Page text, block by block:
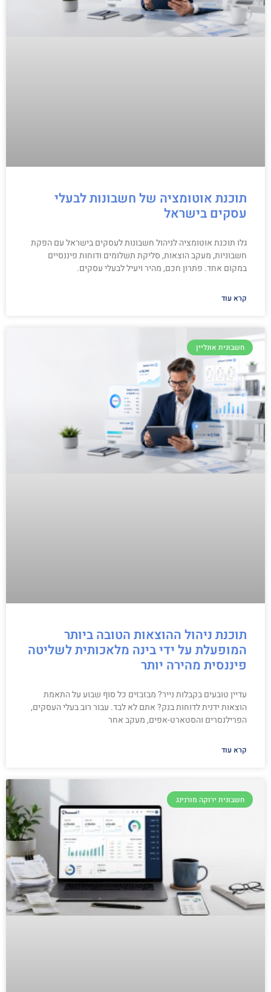
תוכנת אוטומציה של חשבונות לבעלי
עסקים בישראל
גלו תוכנת אוטומציה לניהול חשבונות לעסקים בישראל עם הפקת
חשבוניות, מעקב הוצאות, סליקת תשלומים ודוחות פיננסיים
במקום אחד. פתרון חכם, מהיר ויעיל לבעלי עסקים.
קרא עוד
חשבונית אונליין
תוכנת ניהול ההוצאות הטובה ביותר
המופעלת על ידי בינה מלאכותית לשליטה
פיננסית מהירה יותר
עדיין טובעים בקבלות נייר? מבזבזים כל סוף שבוע על התאמת
הוצאות ידנית לדוחות בנק? אתם לא לבד. עבור רוב בעלי העסקים,
הפרילנסרים והסטארט-אפים, מעקב אחר
קרא עוד
חשבונית ירוקה מורנינג